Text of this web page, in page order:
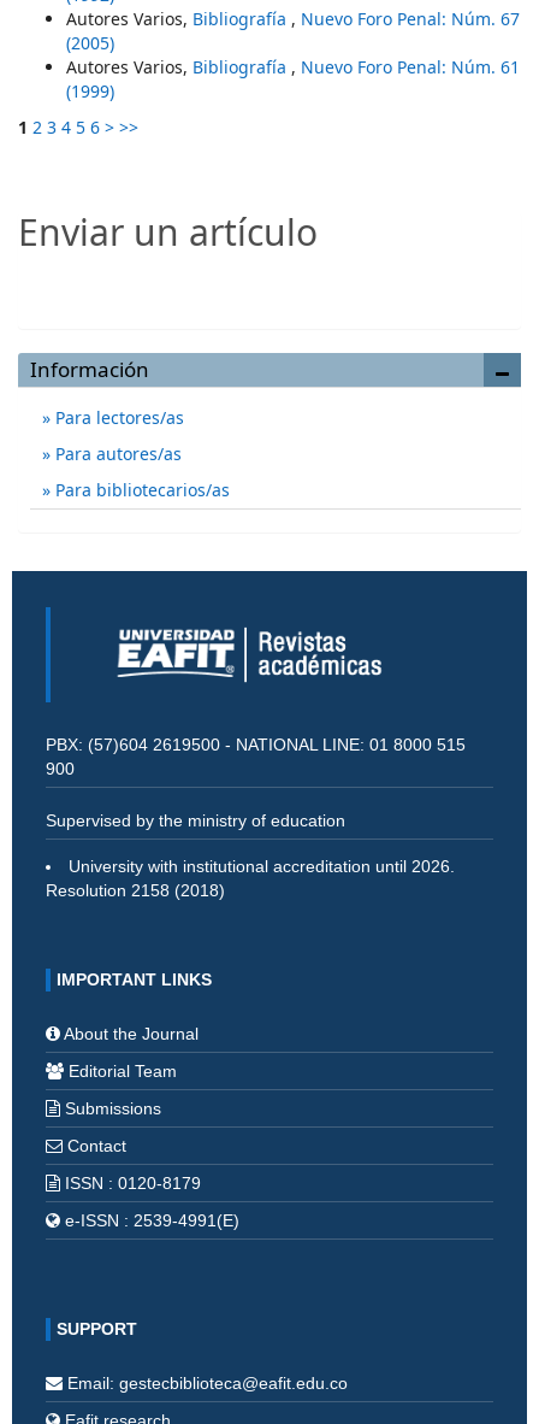
Autores Varios, Bibliografía , Nuevo Foro Penal: Núm. 67
(2005)
Autores Varios, Bibliografía , Nuevo Foro Penal: Núm. 61
(1999)
1 2 3 4 5 6 > >>
Enviar un artículo
Información
Para lectores/as
Para autores/as
Para bibliotecarios/as
PBX: (57)604 2619500 - NATIONAL LINE: 01 8000 515
900
Supervised by the ministry of education
University with institutional accreditation until 2026.
Resolution 2158 (2018)
IMPORTANT LINKS
About the Journal
Editorial Team
Submissions
Contact
ISSN : 0120-8179
e-ISSN : 2539-4991(E)
SUPPORT
Email: gestecbiblioteca@eafit.edu.co